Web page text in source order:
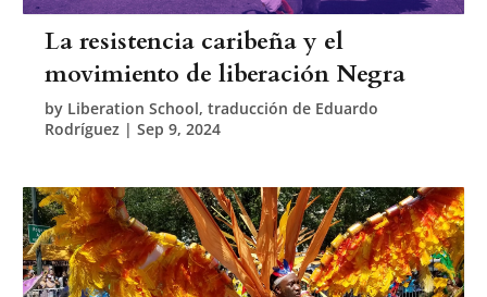
La resistencia caribeña y el
movimiento de liberación Negra
by Liberation School, traducción de Eduardo
Rodríguez |Sep 9, 2024